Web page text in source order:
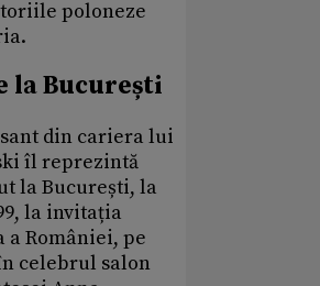
poloneze
la București
din cariera lui
îl reprezintă
la București, la
la invitația
României, pe
celebrul salon